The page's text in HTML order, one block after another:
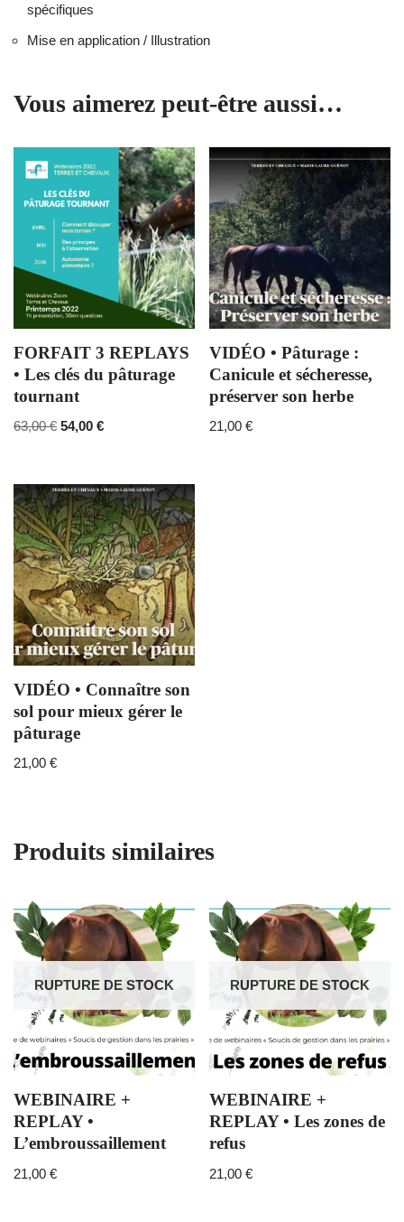
spécifiques
Mise en application / Illustration
Vous aimerez peut-être aussi…
FORFAIT 3 REPLAYS
• Les clés du pâturage
tournant
63,00€ 54,00 €
VIDÉO • Pâturage :
Canicule et sécheresse,
préserver son herbe
21,00€
VIDÉO • Connaître son
sol pour mieux gérer le
pâturage
21,00 €
Produits similaires
RUPTURE DE STOCK
WEBINAIRE +
REPLAY •
L’embroussaillement
21,00 €
RUPTURE DE STOCK
WEBINAIRE +
REPLAY • Les zones de
refus
21,00€